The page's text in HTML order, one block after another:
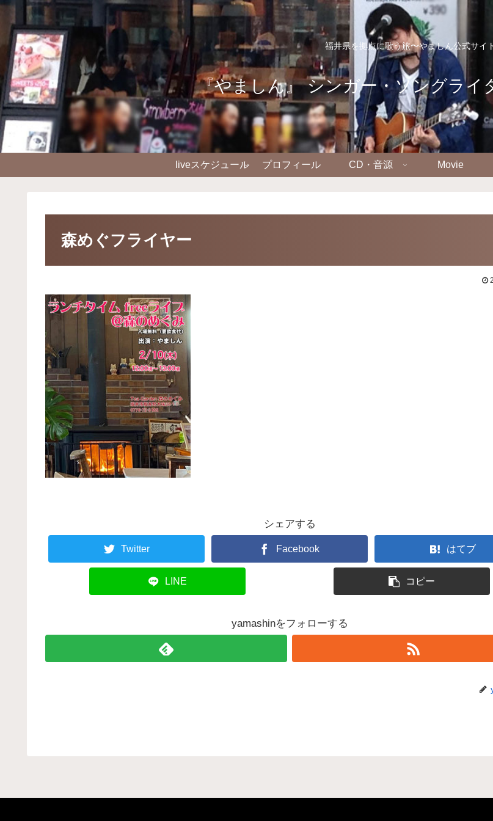
福井県を拠点に歌う旅〜やましん公式サイ
『やましん』 シンガー・ソングライ
liveスケジュール プロフィール CD・音源 Movie
森めぐフライヤー
シェアする
Twitter Facebook はてブ
LINE コピー
yamashinをフォローする